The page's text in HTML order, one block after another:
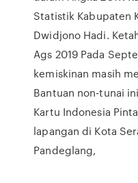
Statistik Kabupaten
Dwidjono Hadi.
Ags 2019 Pada
kemiskinan masih
Bantuan non-tunai
Kartu Indonesia
lapangan di Kota
Pandeglang,